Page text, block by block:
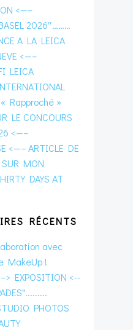
<—–
2026″………
A LA LEICA
<—–
LEICA
« Rapproché »
LE CONCOURS
<—–
<—– ARTICLE DE
SUR MON
DAYS AT
RÉCENTS
avec
MakeUp !
EXPOSITION <--
PHOTOS